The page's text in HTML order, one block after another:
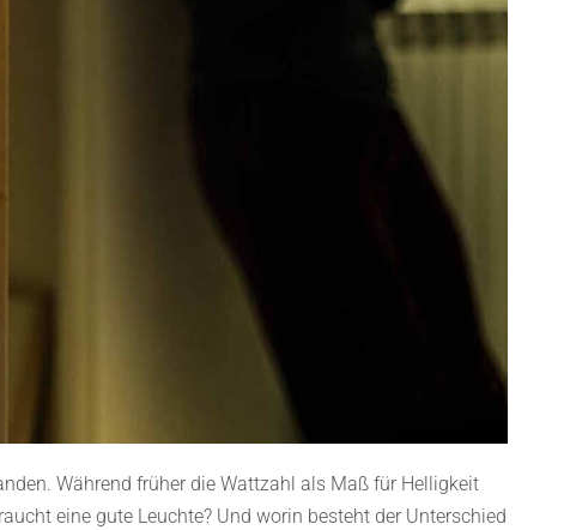
Während früher die Wattzahl als Maß für Helligkeit
eine gute Leuchte? Und worin besteht der Unterschied